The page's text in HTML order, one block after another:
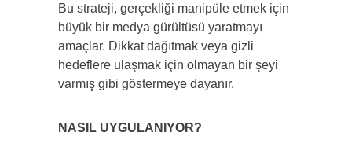
Bu strateji, gerçekliği manipüle etmek için
büyük bir medya gürültüsü yaratmayı
amaçlar. Dikkat dağıtmak veya gizli
hedeflere ulaşmak için olmayan bir şeyi
varmış gibi göstermeye dayanır.
NASIL UYGULANIYOR?